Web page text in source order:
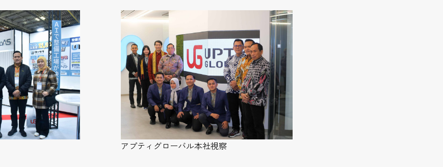
アプティグローバル本社視察